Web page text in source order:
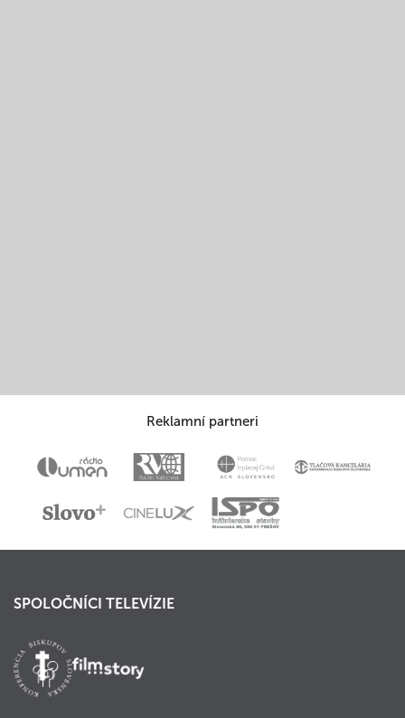
Reklamní partneri
SPOLOČNÍCI TELEVÍZIE